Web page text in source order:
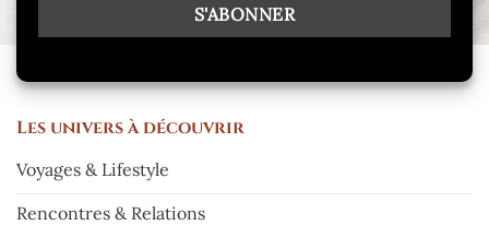
Les univers à découvrir
Voyages & Lifestyle
Rencontres & Relations